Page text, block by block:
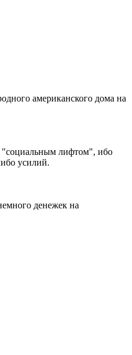
американского дома на
"социальным лифтом", ибо
усилий.
денежек на